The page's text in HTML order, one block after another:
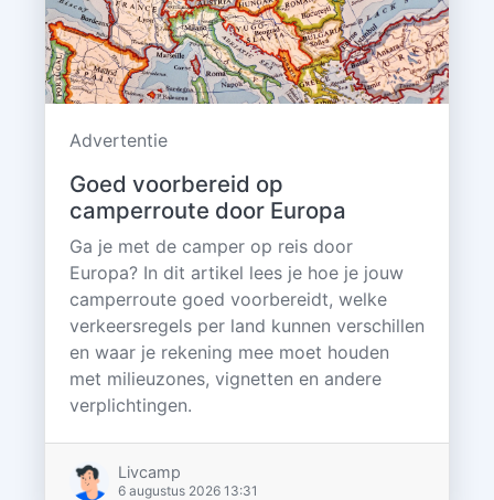
Advertentie
Goed voorbereid op
camperroute door Europa
Ga je met de camper op reis door
Europa? In dit artikel lees je hoe je jouw
camperroute goed voorbereidt, welke
verkeersregels per land kunnen verschillen
en waar je rekening mee moet houden
met milieuzones, vignetten en andere
verplichtingen.
Livcamp
6 augustus 2026 13:31